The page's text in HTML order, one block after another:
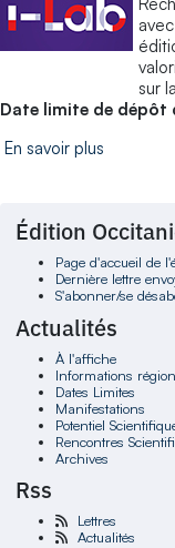
sur
Date limite de dépôt
En savoir plus
Édition
Page d'accueil de
Dernière lettre
S'abonner/se
Actualités
À l'affiche
Informations
Dates Limites
Manifestations
Potentiel
Rencontres
Archives
Rss
Lettres
Actualités